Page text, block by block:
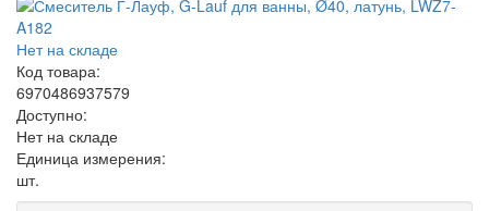
Нет на складе
Код товара:
6970486937579
Доступно:
Нет на складе
Единица измерения:
шт.